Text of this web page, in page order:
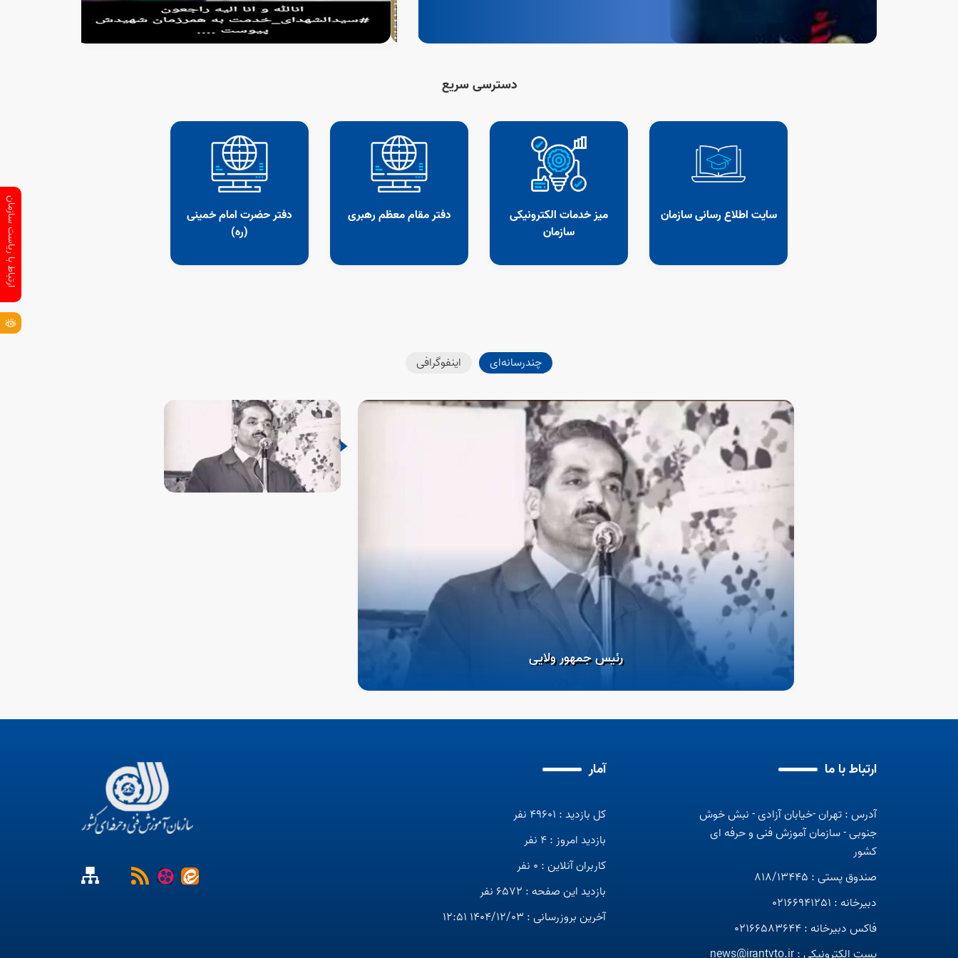
ملت‌هایی که نوروز را گرامی می‌دارند، سال جدید
سال «جهش تولید با مشارکت مردم» نامگذاری
دسترسی سریع
سایت اطلاع رسانی سازمان
میز خدمات الکترونیکی
سازمان
دفتر مقام معظم رهبری
دفتر حضرت امام خمینی
(ره)
چندرسانه‌ای اینفوگرافی
رئیس جمهور ولایی
ارتباط با ما
آدرس : تهران -خیابان آزادی - نبش خوش
جنوبی - سازمان آموزش فنی و حرفه ای
کشور
صندوق پستی : 818/13445
دبیرخانه : 02166941251
فاکس دبیرخانه : 02166583644
آمار
کل بازدید : 49601 نفر
بازدید امروز : 4 نفر
کاربران آنلاین : 0 نفر
بازدید این صفحه : 6572 نفر
آخرین بروزرسانی : 1404/12/03 12:51
ارتباط با ریاست سازمان